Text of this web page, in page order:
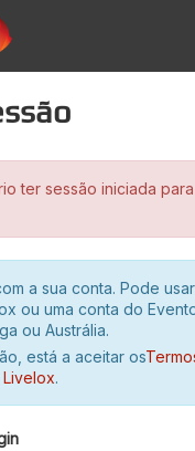
ter sessão iniciada
a sua conta. Pode
ou uma conta do
ou Austrália.
está a aceitar os
.